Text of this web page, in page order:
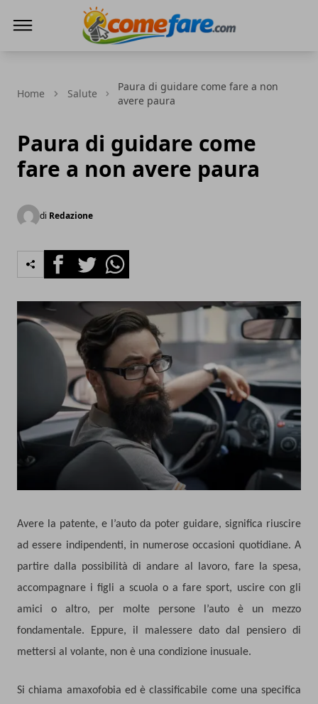
Home Salute
Paura di guidare come fare a non
avere paura
Paura di guidare come
fare a non avere paura
di Redazione
FacebookTwitterWhatsapp
Avere la patente, e l’auto da poter guidare, significa riuscire
ad essere indipendenti, in numerose occasioni quotidiane. A
partire dalla possibilità di andare al lavoro, fare la spesa,
accompagnare i figli a scuola o a fare sport, uscire con gli
amici o altro, per molte persone l’auto è un mezzo
fondamentale. Eppure, il malessere dato dal pensiero di
mettersi al volante, non è una condizione inusuale.
Si chiama amaxofobia ed è classificabile come una specifica